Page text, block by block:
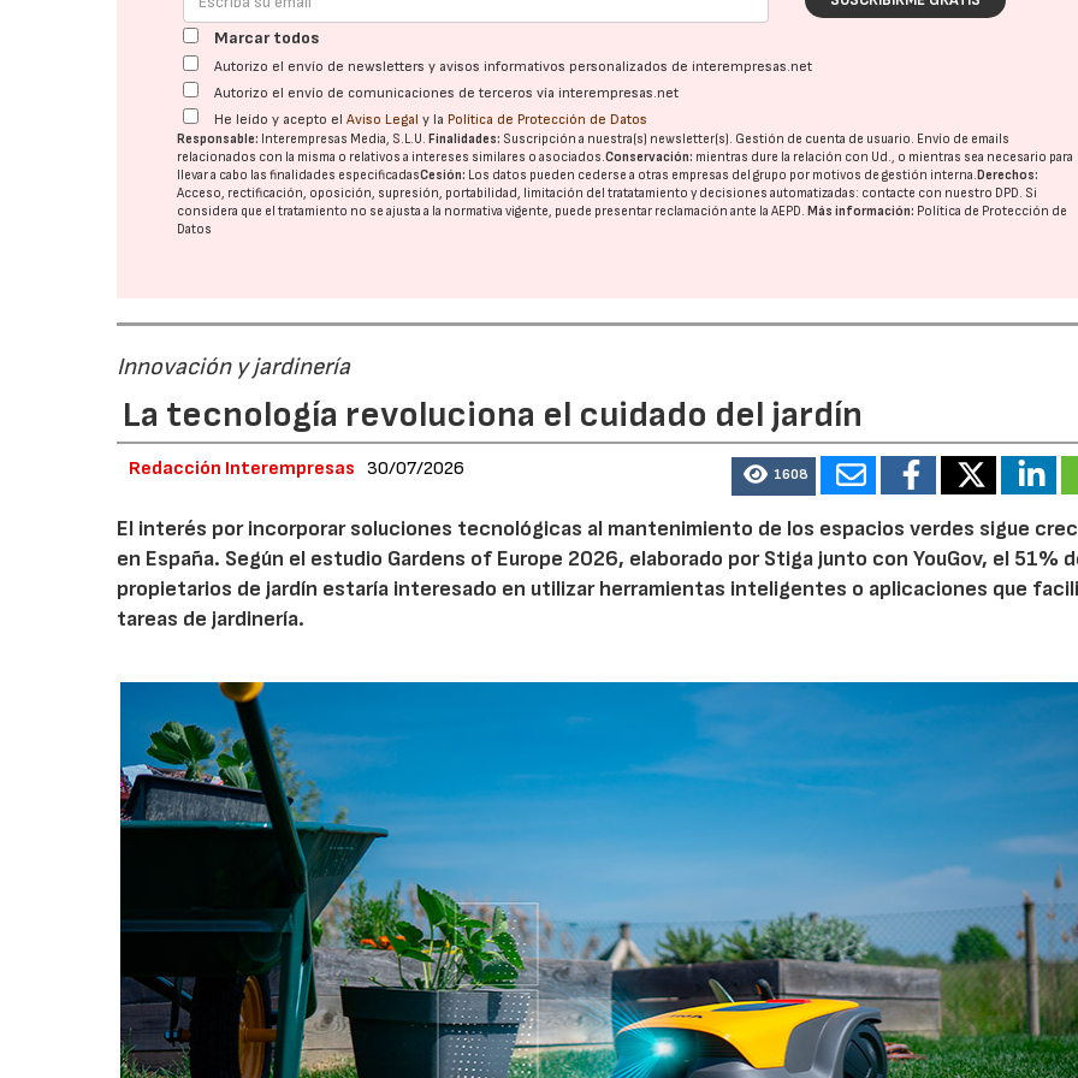
Marcar todos
Autorizo el envío de newsletters y avisos informativos personalizados de interempresas.net
Autorizo el envío de comunicaciones de terceros vía interempresas.net
He leído y acepto elAviso Legal y la Política de Protección de Datos
Responsable: Interempresas Media, S.L.U.Finalidades: Suscripción a nuestra(s) newsletter(s). Gestión de cuenta de usuario. Envío de emails
relacionados con la misma o relativos a intereses similares o asociados.Conservación: mientras dure la relación con Ud., o mientras sea necesario para
llevar a cabo las finalidades especificadasCesión: Los datos pueden cederse a otras empresas del grupo por motivos de gestión interna.Derechos:
Acceso, rectificación, oposición, supresión, portabilidad, limitación del tratatamiento y decisiones automatizadas: contacte con nuestro DPD . Si
considera que el tratamiento no se ajusta a la normativa vigente, puede presentar reclamación ante laAEPD .Más información: Política de Protección de
Datos
Innovación y jardinería
La tecnología revoluciona el cuidado del jardín
Redacción Interempresas 30/07/2026 1608
El interés por incorporar soluciones tecnológicas al mantenimiento de los espacios verdes sigue
en España. Según el estudio Gardens of Europe 2026, elaborado por Stiga junto con YouGov, el 51%
propietarios de jardín estaría interesado en utilizar herramientas inteligentes o aplicaciones que
tareas de jardinería.